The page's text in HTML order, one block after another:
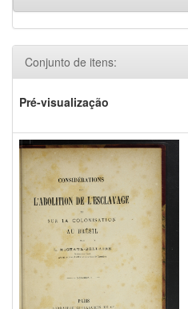
Conjunto de itens:
Pré-visualização